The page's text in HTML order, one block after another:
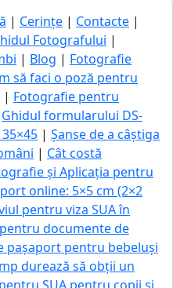
| Cerințe | Contacte |
Fotografului |
| Blog | Fotografie
să faci o poză pentru
| Fotografie pentru
Ghidul formularului DS-
| Șanse de a câștiga
| Cât costă
și Aplicația pentru
online: 5×5 cm (2×2
pentru viza SUA în
documente de
pașaport pentru bebeluși
durează să obții un